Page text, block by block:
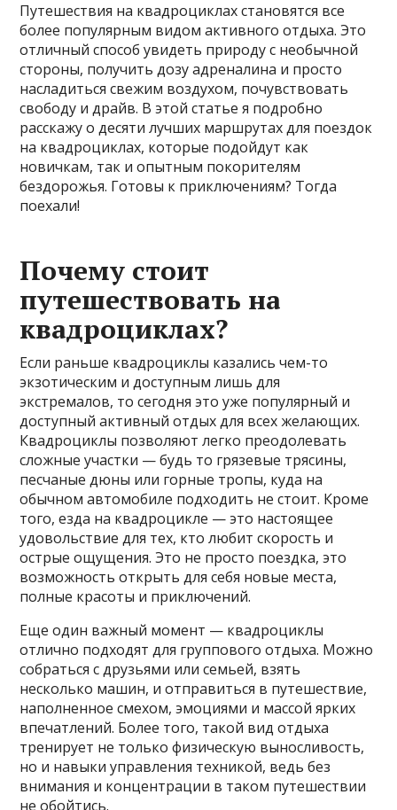
Путешествия на квадроциклах становятся все
более популярным видом активного отдыха. Это
отличный способ увидеть природу с необычной
стороны, получить дозу адреналина и просто
насладиться свежим воздухом, почувствовать
свободу и драйв. В этой статье я подробно
расскажу о десяти лучших маршрутах для поездок
на квадроциклах, которые подойдут как
новичкам, так и опытным покорителям
бездорожья. Готовы к приключениям? Тогда
поехали!
Почему стоит
путешествовать на
квадроциклах?
Если раньше квадроциклы казались чем-то
экзотическим и доступным лишь для
экстремалов, то сегодня это уже популярный и
доступный активный отдых для всех желающих.
Квадроциклы позволяют легко преодолевать
сложные участки — будь то грязевые трясины,
песчаные дюны или горные тропы, куда на
обычном автомобиле подходить не стоит. Кроме
того, езда на квадроцикле — это настоящее
удовольствие для тех, кто любит скорость и
острые ощущения. Это не просто поездка, это
возможность открыть для себя новые места,
полные красоты и приключений.
Еще один важный момент — квадроциклы
отлично подходят для группового отдыха. Можно
собраться с друзьями или семьей, взять
несколько машин, и отправиться в путешествие,
наполненное смехом, эмоциями и массой ярких
впечатлений. Более того, такой вид отдыха
тренирует не только физическую выносливость,
но и навыки управления техникой, ведь без
внимания и концентрации в таком путешествии
не обойтись.